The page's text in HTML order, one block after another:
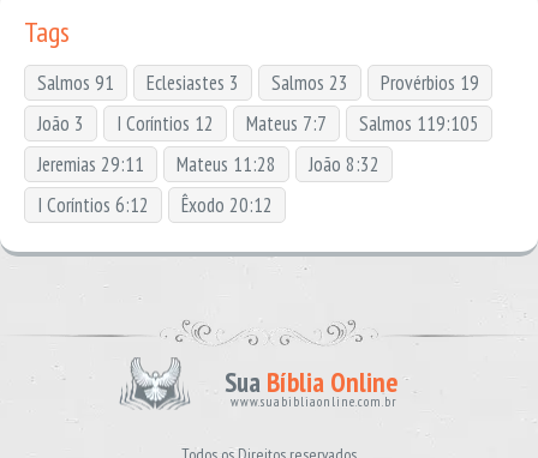
Tags
Salmos 91 Eclesiastes 3 Salmos 23
Provérbios 19
João 3
I Coríntios 12 Mateus 7:7
Salmos 119:105
Jeremias 29:11
Mateus 11:28
João 8:32
I Coríntios 6:12
Êxodo 20:12
Sua Bíblia Online
www.suabibliaonline.com.br